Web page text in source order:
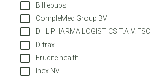
Billiebubs
CompleMed Group BV
DHL PHARMA LOGISTICS T.A.V. FSC
Difrax
Erudite.health
Inex NV